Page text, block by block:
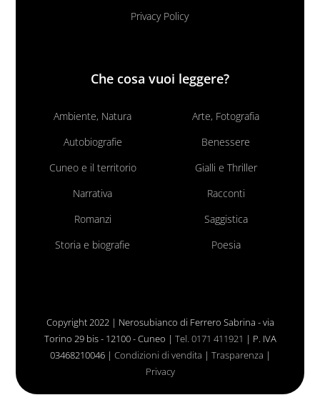
Privacy Policy
Che cosa vuoi leggere?
Ambiente, Natura
Arte, Fotografia
Autobiografie
Benessere
Cuneo e il territorio
Gialli e Thriller
Narrativa
Racconti
Romanzi
Saggistica
Storia e biografie
Poesia
Copyright 2022 | Nerosubianco di Ferrero Sabrina - via
Torino 29 bis - 12100 - Cuneo | Tel. 0171 411921 | P. IVA
03468210046 | Condizioni di vendita | Trasparenza |
Privacy